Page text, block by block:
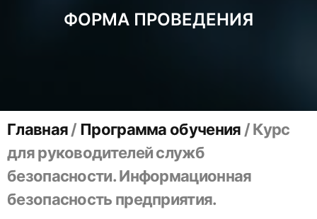
ФОРМА ПРОВЕДЕНИЯ
Главная/ Программа обучения /Курс
для руководителей служб
безопасности. Информационная
безопасность предприятия.